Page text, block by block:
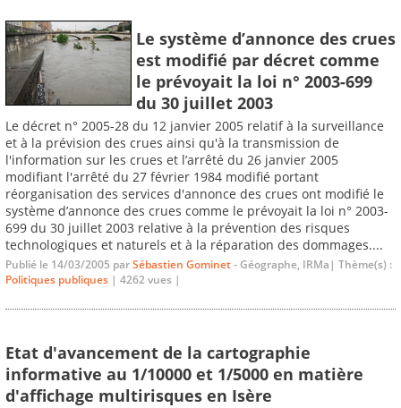
Le système d’annonce des crues
est modifié par décret comme
le prévoyait la loi n° 2003-699
du 30 juillet 2003
Le décret n° 2005-28 du 12 janvier 2005 relatif à la surveillance
et à la prévision des crues ainsi qu'à la transmission de
l'information sur les crues et l’arrêté du 26 janvier 2005
modifiant l'arrêté du 27 février 1984 modifié portant
réorganisation des services d'annonce des crues ont modifié le
système d’annonce des crues comme le prévoyait la loi n° 2003-
699 du 30 juillet 2003 relative à la prévention des risques
technologiques et naturels et à la réparation des dommages....
Publié le 14/03/2005 parSébastien Gominet- Géographe, IRMa| Thème(s) :
Politiques publiques | 4262 vues |
Etat d'avancement de la cartographie
informative au 1/10000 et 1/5000 en matière
d'affichage multirisques en Isère